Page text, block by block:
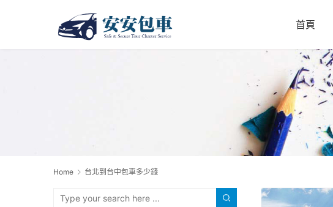
首頁
Home 台北到台中包車多少錢